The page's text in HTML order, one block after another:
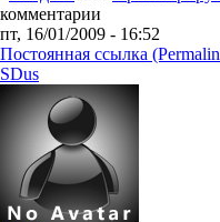
комментарии
пт, 16/01/2009 - 16:52
Постоянная ссылка
SDus